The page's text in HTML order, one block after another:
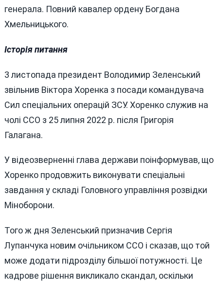
генерала. Повний кавалер ордену Богдана
Хмельницького.
Історія питання
3 листопада президент Володимир Зеленський
звільнив Віктора Хоренка з посади командувача
Сил спеціальних операцій ЗСУ. Хоренко служив на
чолі ССО з 25 липня 2022 р. після Григорія
Галагана.
У відеозверненні глава держави поінформував, що
Хоренко продовжить виконувати спеціальні
завдання у складі Головного управління розвідки
Міноборони.
Того ж дня Зеленський призначив Сергія
Лупанчука новим очільником ССО і сказав, що той
може додати підрозділу більшої потужності. Це
кадрове рішення викликало скандал, оскільки